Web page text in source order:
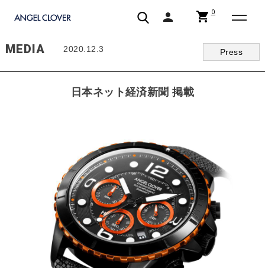
エンジェルクローバー | ANGEL CLOVER
person shopping_cart 0
MEDIA 2020.12.3 Press
日本ネット経済新聞 掲載